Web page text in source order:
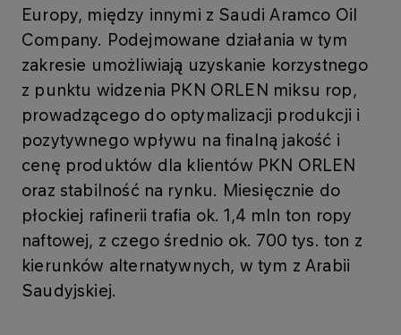
Europy, między innymi z Saudi Aramco Oil
Company. Podejmowane działania w tym
zakresie umożliwiają uzyskanie korzystnego
z punktu widzenia PKN ORLEN miksu rop,
prowadzącego do optymalizacji produkcji i
pozytywnego wpływu na finalną jakość i
cenę produktów dla klientów PKN ORLEN
oraz stabilność na rynku. Miesięcznie do
płockiej rafinerii trafia ok. 1,4 mln ton ropy
naftowej, z czego średnio ok. 700 tys. ton z
kierunków alternatywnych, w tym z Arabii
Saudyjskiej.